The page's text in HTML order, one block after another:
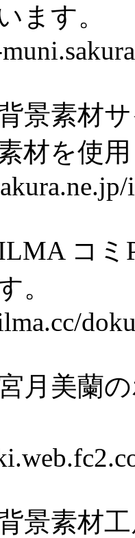
ます。
景素材
材を使
コミ
。
月美蘭
景素材